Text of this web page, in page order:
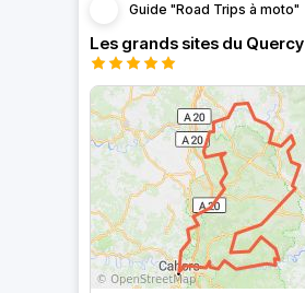
Guide "Road Trips à moto"
Les grands sites du Quercy